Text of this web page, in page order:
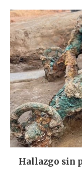
Hallazgo sin